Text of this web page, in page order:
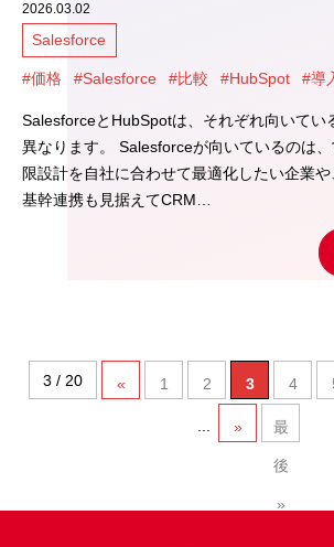
2026.03.02
Salesforce
#価格 #Salesforce #比較 #HubSpot #導
SalesforceとHubSpotは、それぞれ向いてい
異なります。 Salesforceが向いているのは
限設計を自社に合わせて最適化したい企業や
基幹連携も見据えてCRM…
3 / 20 « 1 2 3 4
» 最
後
»